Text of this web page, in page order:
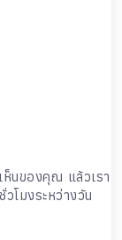
นของคุณ แล้วเรา
โมงระหว่างวัน